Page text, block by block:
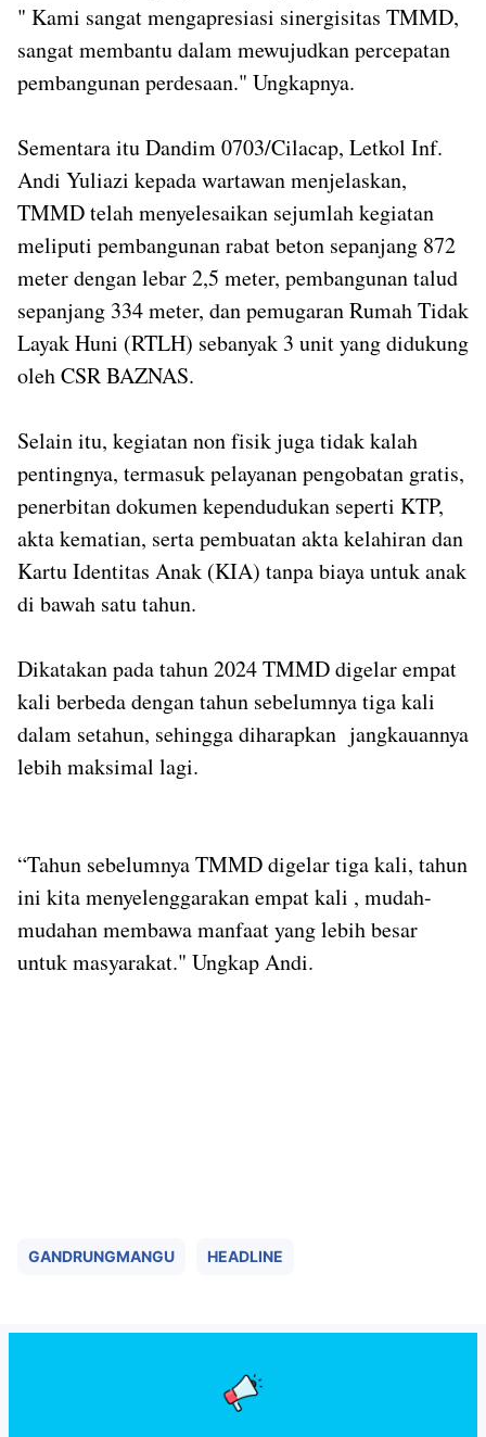
" Kami sangat mengapresiasi sinergisitas TMMD,
sangat membantu dalam mewujudkan percepatan
pembangunan perdesaan." Ungkapnya.
Sementara itu Dandim 0703/Cilacap, Letkol Inf.
Andi Yuliazi kepada wartawan menjelaskan,
TMMD telah menyelesaikan sejumlah kegiatan
meliputi pembangunan rabat beton sepanjang 872
meter dengan lebar 2,5 meter, pembangunan talud
sepanjang 334 meter, dan pemugaran Rumah Tidak
Layak Huni (RTLH) sebanyak 3 unit yang didukung
oleh CSR BAZNAS.
Selain itu, kegiatan non fisik juga tidak kalah
pentingnya, termasuk pelayanan pengobatan gratis,
penerbitan dokumen kependudukan seperti KTP,
akta kematian, serta pembuatan akta kelahiran dan
Kartu Identitas Anak (KIA) tanpa biaya untuk anak
di bawah satu tahun.
Dikatakan pada tahun 2024 TMMD digelar empat
kali berbeda dengan tahun sebelumnya tiga kali
dalam setahun, sehingga diharapkan jangkauannya
lebih maksimal lagi.
“Tahun sebelumnya TMMD digelar tiga kali, tahun
ini kita menyelenggarakan empat kali , mudah-
mudahan membawa manfaat yang lebih besar
untuk masyarakat." Ungkap Andi.
GANDRUNGMANGU HEADLINE